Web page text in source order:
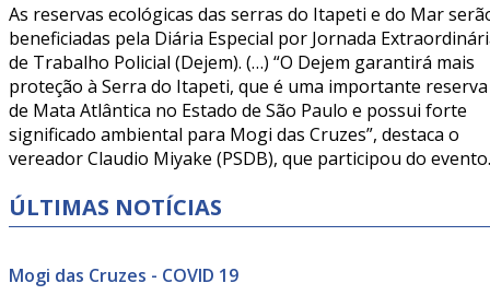
As reservas ecológicas das serras do Itapeti e do Mar
beneficiadas pela Diária Especial por Jornada
de Trabalho Policial (Dejem). (…) “O Dejem garantirá mais
proteção à Serra do Itapeti, que é uma importante reserva
de Mata Atlântica no Estado de São Paulo e possui forte
significado ambiental para Mogi das Cruzes”, destaca o
vereador Claudio Miyake (PSDB), que participou do evento.
ÚLTIMAS NOTÍCIAS
Mogi das Cruzes - COVID 19